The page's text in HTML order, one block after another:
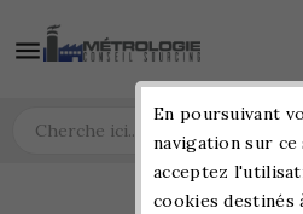

En poursuivant
navigation sur ce
acceptez
cookies destinés